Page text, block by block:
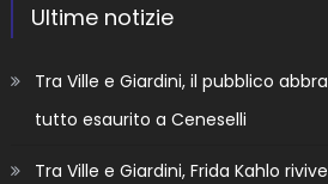
Ultime notizie
Tra Ville e Giardini, il pubblico
tutto esaurito a Ceneselli
Tra Ville e Giardini, Frida Kahlo